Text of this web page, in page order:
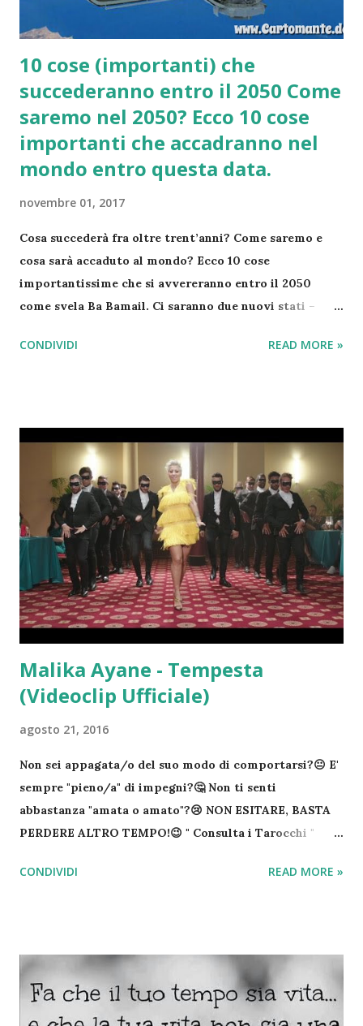
10 cose (importanti) che
succederanno entro il 2050 Come
saremo nel 2050? Ecco 10 cose
importanti che accadranno nel
mondo entro questa data.
novembre 01, 2017
Cosa succederà fra oltre trent’anni? Come saremo e
cosa sarà accaduto al mondo? Ecco 10 cose
importantissime che si avvereranno entro il 2050
come svela Ba Bamail. Ci saranno due nuovi stati –
dalla Papua Nuova Guinea e lo stesso accadrà alla
dovrebbe essere inaugurata nel 2020 e verrà abitata
anche dagli astronauti. Sbarcheremo su Marte – Il
miliardario Elon Musk ha una grande ambizione:
arrivare su Marte. Secondo i suoi calcoli ci riuscirà nel
2024, grazie alla missione Space X Ci saranno 8 bilioni
di persone – Secondo le stime degli Stati Uniti nel
2025 supereremo la soglia di 8 bilioni di persone sulla
Terra. Una cifra davvero impressionante Venezia sarà
inabitabile – In base ai calcoli degli...
CONDIVIDI READ MORE »
Malika Ayane - Tempesta
(Videoclip Ufficiale)
agosto 21, 2016
Non sei appagata/o del suo modo di comportarsi?😐 E'
sempre "pieno/a" di impegni?🤔 Non ti senti
abbastanza "amata o amato"?😢 NON ESITARE, BASTA
PERDERE ALTRO TEMPO!😉 " Consulta i Tarocchi "
1,99€ IVA COMPRESA!😉 "Aggiungi in rubrica e cerca
Cartomante su whatsapp " ANONIMO DISCRETO E
RISERVATO " Per te che leggi questo post ❤ " Una
domanda alle carte gratis "
CONDIVIDI READ MORE »